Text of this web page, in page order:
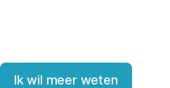
Ik wil meer weten